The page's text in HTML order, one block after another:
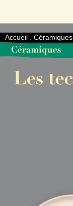
Accueil . Céramiques